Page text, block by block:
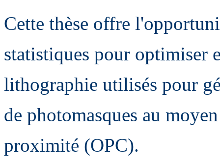
Cette thèse offre
statistiques pour optimiser
lithographie utilisés pour
de photomasques au
proximité (OPC).